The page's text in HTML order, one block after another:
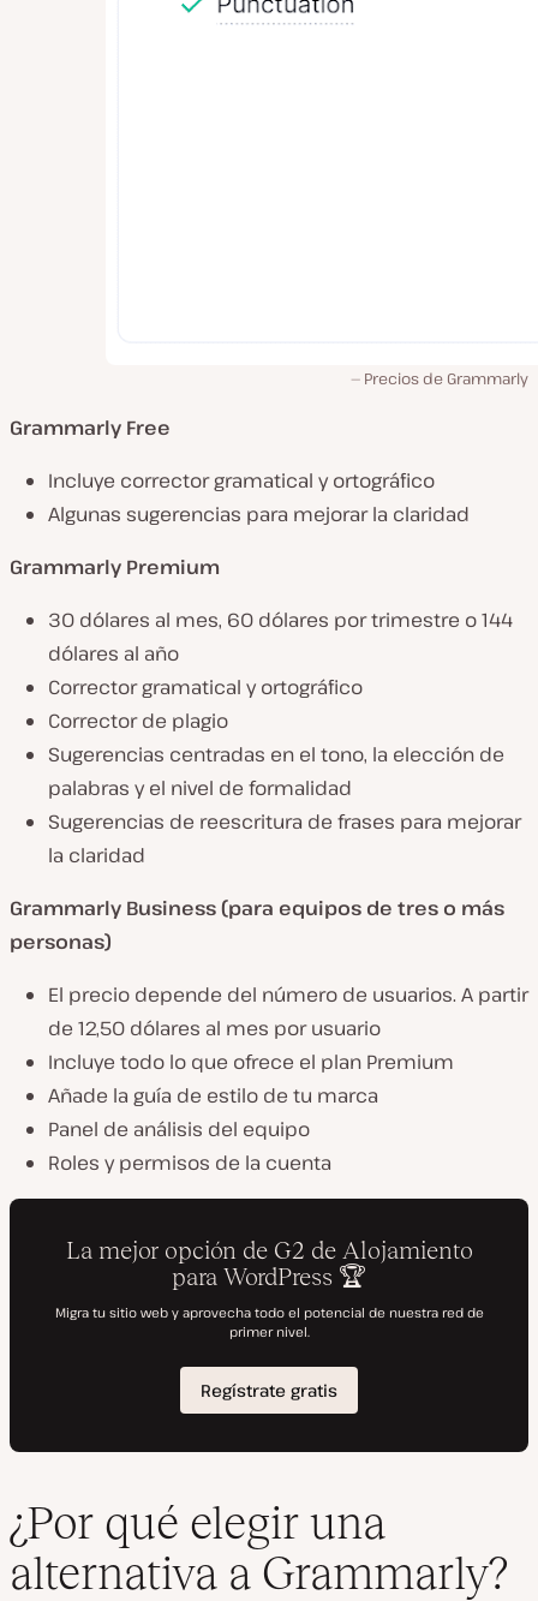
Precios de Grammarly
Grammarly Free
Incluye corrector gramatical y ortográfico
Algunas sugerencias para mejorar la claridad
Grammarly Premium
30 dólares al mes, 60 dólares por trimestre o 144
dólares al año
Corrector gramatical y ortográfico
Corrector de plagio
Sugerencias centradas en el tono, la elección de
palabras y el nivel de formalidad
Sugerencias de reescritura de frases para mejorar
la claridad
Grammarly Business (para equipos de tres o más
personas)
El precio depende del número de usuarios. A partir
de 12,50 dólares al mes por usuario
Incluye todo lo que ofrece el plan Premium
Añade la guía de estilo de tu marca
Panel de análisis del equipo
Roles y permisos de la cuenta
¿Por qué elegir una
alternativa a Grammarly?